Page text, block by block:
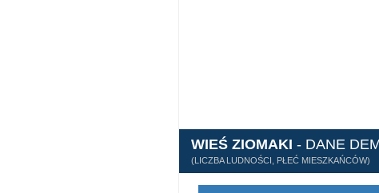
WIEŚ ZIOMAKI - DANE
(LICZBA LUDNOŚCI, PŁEĆ MIESZKAŃCÓW)